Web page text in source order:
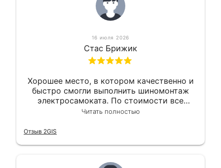
16 июля 2026
Стас Брижик
Хорошее место, в котором качественно и
быстро смогли выполнить шиномонтаж
электросамоката. По стоимости все
вышло вообще приемлемо хочу сказать.
Читать полностью
Отзыв 2GIS